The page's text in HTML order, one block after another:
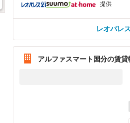
提供
レオパレ
アルファスマート国分の賃貸